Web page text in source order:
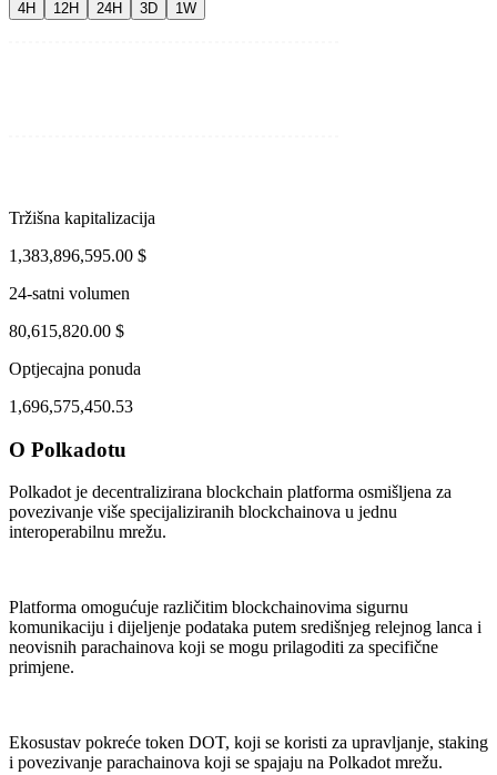
4H 12H 24H 3D 1W
31, 12:44 PM
Tržišna kapitalizacija
1,383,896,595.00 $
24-satni volumen
80,615,820.00 $
Optjecajna ponuda
1,696,575,450.53
O Polkadotu
Polkadot je decentralizirana blockchain platforma osmišljena za
povezivanje više specijaliziranih blockchainova u jednu
interoperabilnu mrežu.
Platforma omogućuje različitim blockchainovima sigurnu
komunikaciju i dijeljenje podataka putem središnjeg relejnog lanca i
neovisnih parachainova koji se mogu prilagoditi za specifične
primjene.
Ekosustav pokreće token DOT, koji se koristi za upravljanje, staking
i povezivanje parachainova koji se spajaju na Polkadot mrežu.